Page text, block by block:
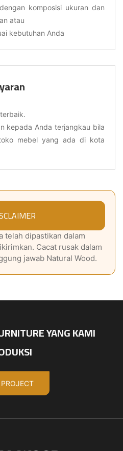
komposisi ukuran dan
atau
kebutuhan Anda
kepada Anda terjangkau bila
mebel yang ada di kota
telah dipastikan dalam
Cacat rusak dalam
jawab Natural Wood.
YANG KAMI